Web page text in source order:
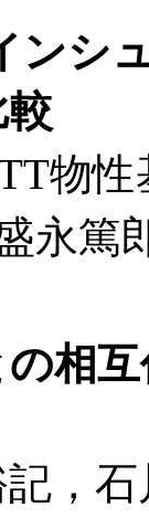
ンシ
物性
永篤
相
，石